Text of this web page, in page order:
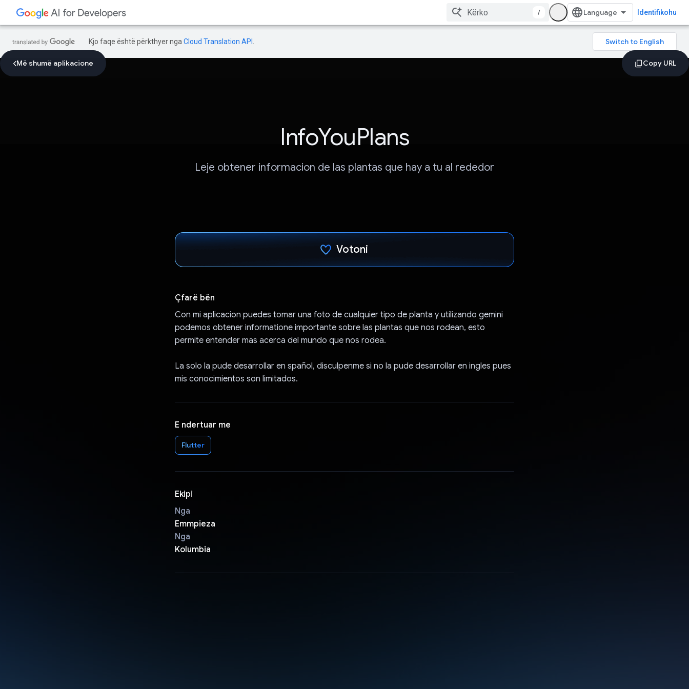
/ Identifikohu
Kjo faqe është përkthyer nga Cloud Translation API
Më shumë aplikacione
InfoYouPlans
Leje obtener informacion de las plantas que hay a tu al rededor
Votoni
Çfarë bën
Con mi aplicacion puedes tomar una foto de cualquier tipo de planta y utilizando gemini
podemos obtener informatione importante sobre las plantas que nos rodean, esto
permite entender mas acerca del mundo que nos rodea.
La solo la pude desarrollar en spañol, disculpenme si no la pude desarrollar en ingles pues
mis conocimientos son limitados.
E ndertuar me
Flutter
Ekipi
Nga
Emmpieza
Nga
Kolumbia